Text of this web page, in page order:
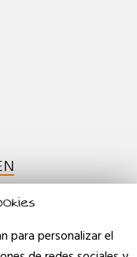
para personalizar el